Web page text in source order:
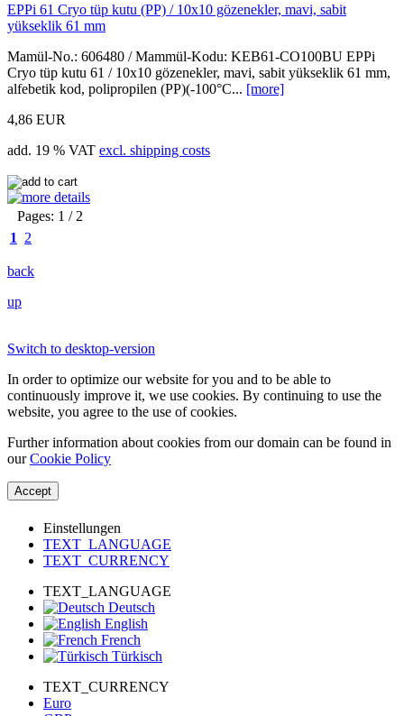
EPPi 61 Cryo tüp kutu (PP) / 10x10 gözenekler, mavi, sabit
yükseklik 61 mm
Mamül-No.: 606480 / Mammül-Kodu: KEB61-CO100BU EPPi
Cryo tüp kutu 61 / 10x10 gözenekler, mavi, sabit yükseklik 61 mm,
alfebetik kod, polipropilen (PP)(-100°C... [more]
4,86 EUR
add. 19 % VAT excl. shipping costs
Pages: 1 / 2
1
2
back
up
Switch to desktop-version
In order to optimize our website for you and to be able to
continuously improve it, we use cookies. By continuing to use the
website, you agree to the use of cookies.
Further information about cookies from our domain can be found in
ourCookie Policy
Accept
Einstellungen
TEXT_LANGUAGE
TEXT_CURRENCY
TEXT_LANGUAGE
Deutsch
English
French
Türkisch
TEXT_CURRENCY
Euro